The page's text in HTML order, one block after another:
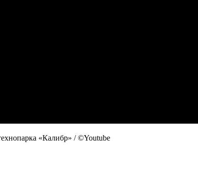
«Калибр» / ©Youtube